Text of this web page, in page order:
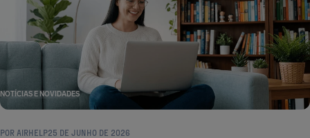
NOTÍCIAS E NOVIDADES
POR AIRHELP25 DE JUNHO DE 2026